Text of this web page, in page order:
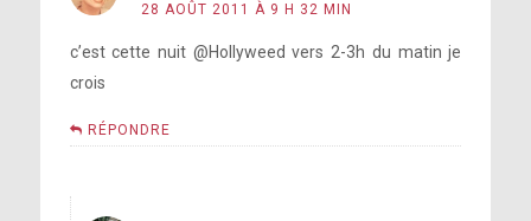
28 AOÛT 2011 À 9 H 32 MIN
c’est cette nuit @Hollyweed vers 2-3h du matin je
crois
RÉPONDRE